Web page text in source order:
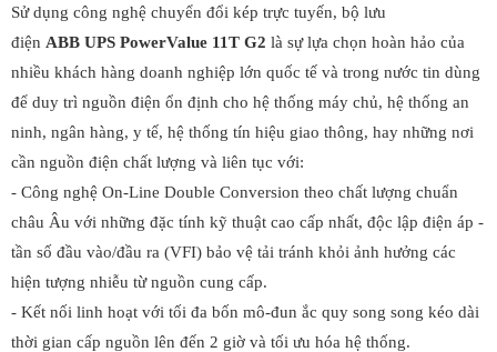
Sử dụng công nghệ chuyển đổi kép trực tuyến, bộ lưu
điện ABB UPS PowerValue 11T G2 là sự lựa chọn hoàn hảo của
nhiều khách hàng doanh nghiệp lớn quốc tế và trong nước tin dùng
để duy trì nguồn điện ổn định cho hệ thống máy chủ, hệ thống an
ninh, ngân hàng, y tế, hệ thống tín hiệu giao thông, hay những nơi
cần nguồn điện chất lượng và liên tục với:
- Công nghệ On-Line Double Conversion theo chất lượng chuẩn
châu Âu với những đặc tính kỹ thuật cao cấp nhất, độc lập điện áp -
tần số đầu vào/đầu ra (VFI) bảo vệ tải tránh khỏi ảnh hưởng các
hiện tượng nhiễu từ nguồn cung cấp.
- Kết nối linh hoạt với tối đa bốn mô-đun ắc quy song song kéo dài
thời gian cấp nguồn lên đến 2 giờ và tối ưu hóa hệ thống.